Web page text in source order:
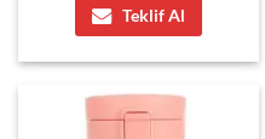
Teklif Al